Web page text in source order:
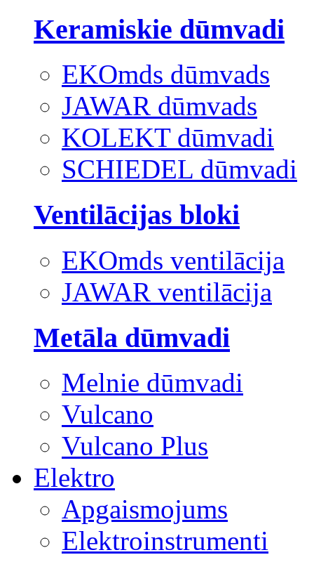
Keramiskie dūmvadi
EKOmds dūmvads
JAWAR dūmvads
KOLEKT dūmvadi
SCHIEDEL dūmvadi
Ventilācijas bloki
EKOmds ventilācija
JAWAR ventilācija
Metāla dūmvadi
Melnie dūmvadi
Vulcano
Vulcano Plus
Elektro
Apgaismojums
Elektroinstrumenti